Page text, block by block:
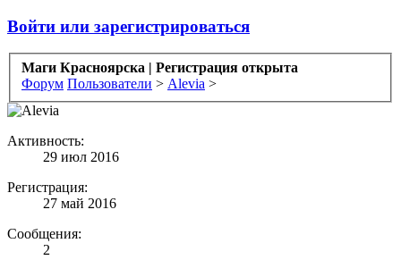
Войти или зарегистрироваться
Маги Красноярска | Регистрация открыта
Форум Пользователи > Alevia >
Активность:
29 июл 2016
Регистрация:
27 май 2016
Сообщения:
2